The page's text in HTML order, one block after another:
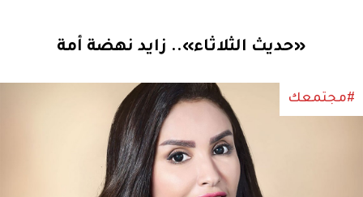
«حديث الثلاثاء».. زايد نهضة أمة
#مجتمعك